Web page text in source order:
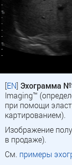
[EN] Эхограмма
Imaging™
при помощи
картированием).
Изображение
в продаже).
См. примеры